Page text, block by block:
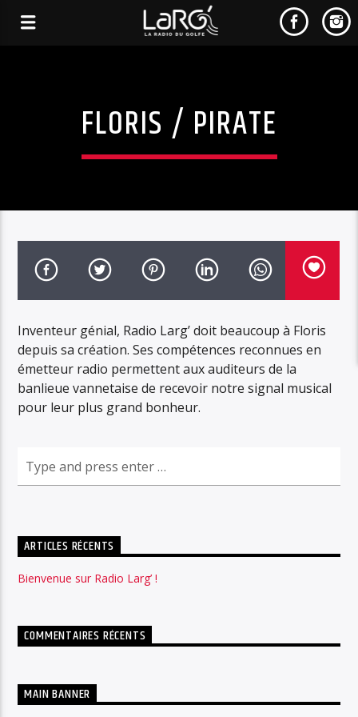
FLORIS / PIRATE
Inventeur génial, Radio Larg’ doit beaucoup à Floris
depuis sa création. Ses compétences reconnues en
émetteur radio permettent aux auditeurs de la
banlieue vannetaise de recevoir notre signal musical
pour leur plus grand bonheur.
ARTICLES RÉCENTS
Bienvenue sur Radio Larg’ !
COMMENTAIRES RÉCENTS
MAIN BANNER